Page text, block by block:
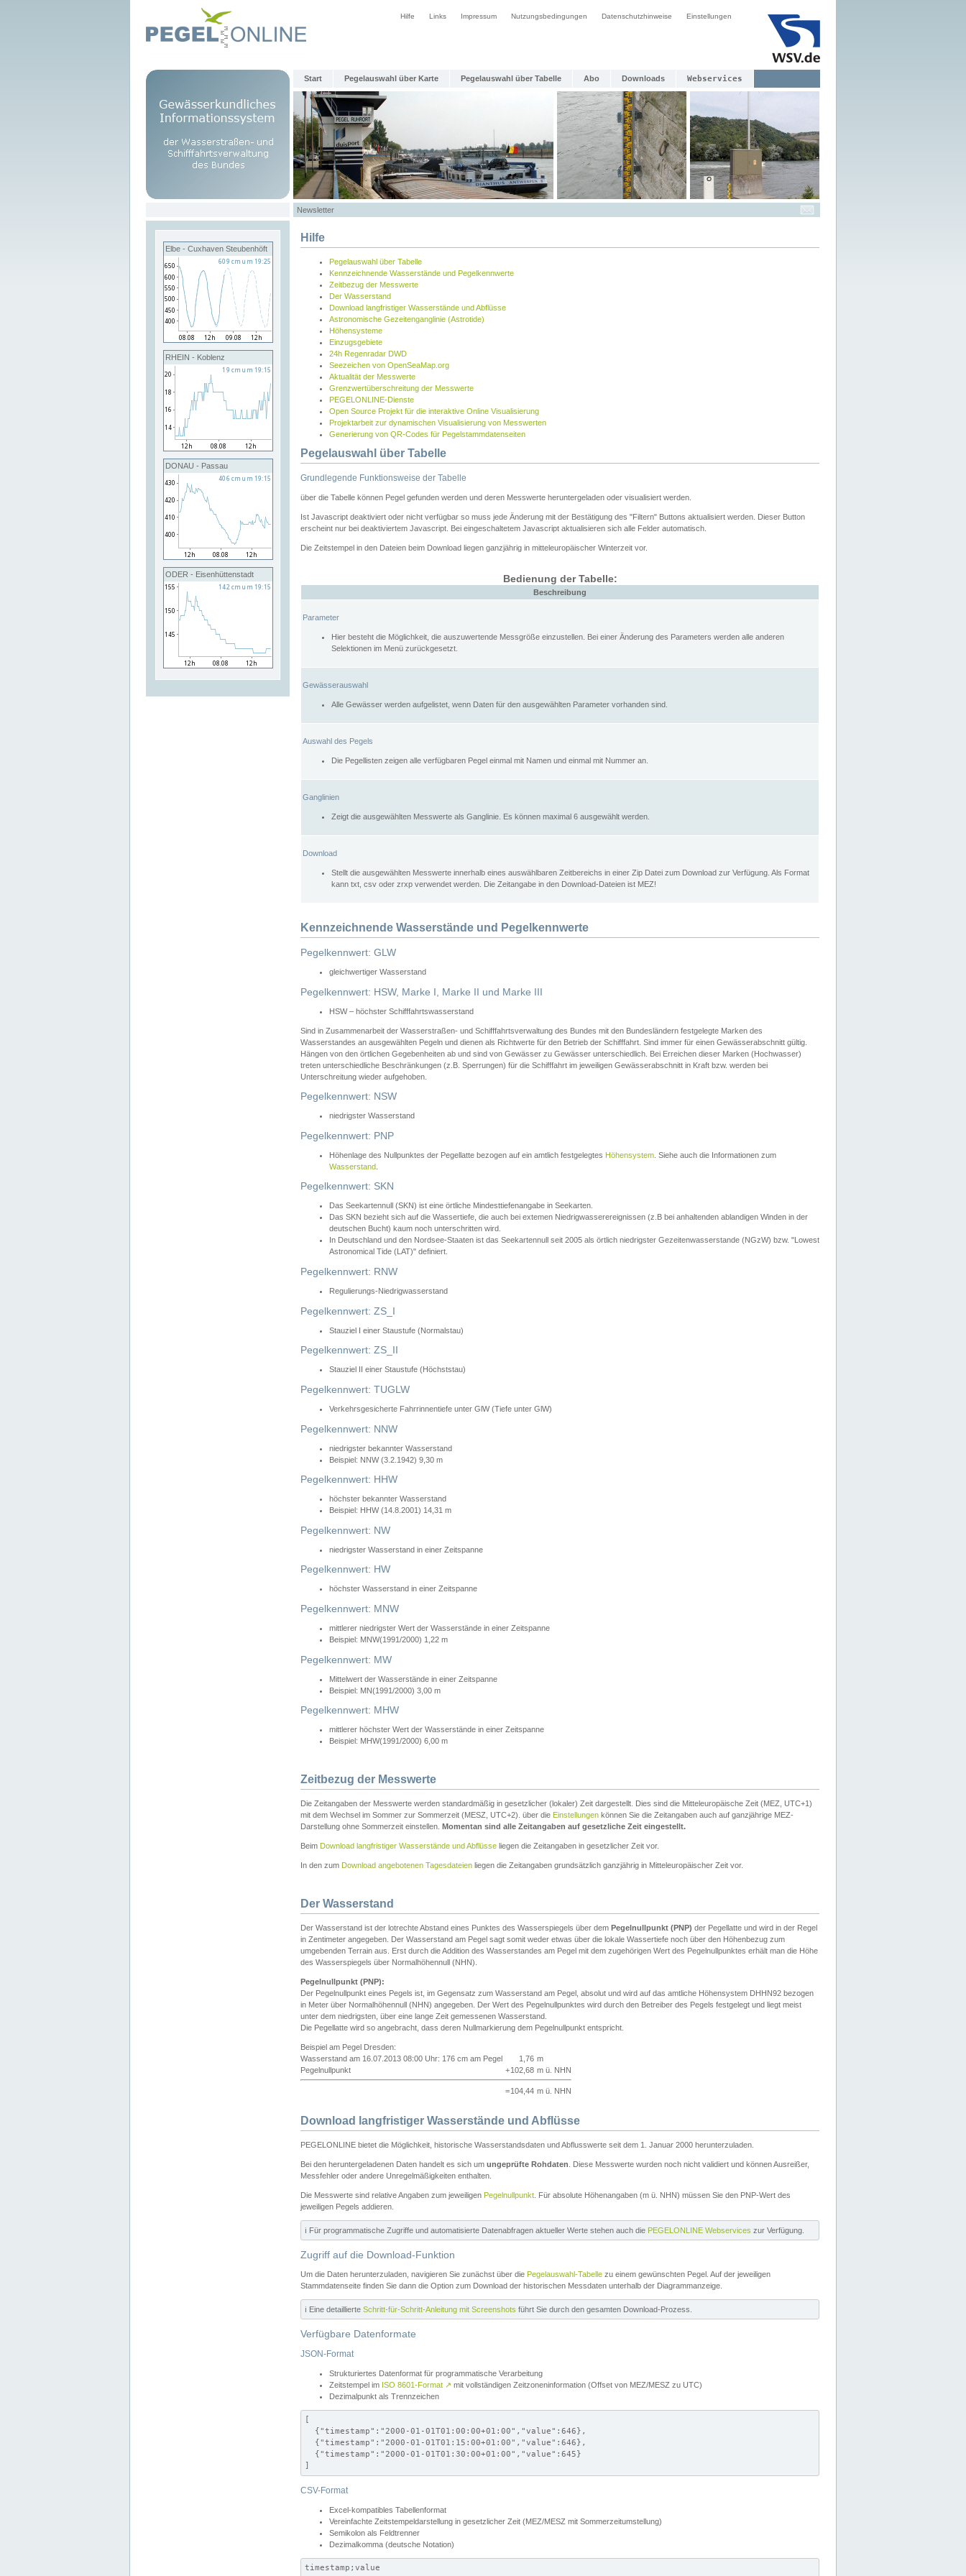
Hilfe Links Impressum Nutzungsbedingungen Datenschutzhinweise Einstellungen
Start Pegelauswahl über Karte Pegelauswahl über Tabelle Abo Downloads Webservices
Newsletter
Elbe - Cuxhaven Steubenhöft
RHEIN - Koblenz
DONAU - Passau
ODER - Eisenhüttenstadt
Hilfe
Pegelauswahl über Tabelle
Kennzeichnende Wasserstände und Pegelkennwerte
Zeitbezug der Messwerte
Der Wasserstand
Download langfristiger Wasserstände und Abflüsse
Astronomische Gezeitenganglinie (Astrotide)
Höhensysteme
Einzugsgebiete
24h Regenradar DWD
Seezeichen von OpenSeaMap.org
Aktualität der Messwerte
Grenzwertüberschreitung der Messwerte
PEGELONLINE-Dienste
Open Source Projekt für die interaktive Online Visualisierung
Projektarbeit zur dynamischen Visualisierung von Messwerten
Generierung von QR-Codes für Pegelstammdatenseiten
Pegelauswahl über Tabelle
Grundlegende Funktionsweise der Tabelle
über die Tabelle können Pegel gefunden werden und deren Messwerte heruntergeladen oder visualisiert werden.
Ist Javascript deaktiviert oder nicht verfügbar so muss jede Änderung mit der Bestätigung des "Filtern" Buttons aktualisiert werden. Dieser Button
erscheint nur bei deaktiviertem Javascript. Bei eingeschaltetem Javascript aktualisieren sich alle Felder automatisch.
Die Zeitstempel in den Dateien beim Download liegen ganzjährig in mitteleuropäischer Winterzeit vor.
Bedienung der Tabelle:
Beschreibung
Parameter
Hier besteht die Möglichkeit, die auszuwertende Messgröße einzustellen. Bei einer Änderung des Parameters werden alle anderen
Selektionen im Menü zurückgesetzt.
Gewässerauswahl
Alle Gewässer werden aufgelistet, wenn Daten für den ausgewählten Parameter vorhanden sind.
Auswahl des Pegels
Die Pegellisten zeigen alle verfügbaren Pegel einmal mit Namen und einmal mit Nummer an.
Ganglinien
Zeigt die ausgewählten Messwerte als Ganglinie. Es können maximal 6 ausgewählt werden.
Download
Stellt die ausgewählten Messwerte innerhalb eines auswählbaren Zeitbereichs in einer Zip Datei zum Download zur Verfügung. Als Format
kann txt, csv oder zrxp verwendet werden. Die Zeitangabe in den Download-Dateien ist MEZ!
Kennzeichnende Wasserstände und Pegelkennwerte
Pegelkennwert: GLW
gleichwertiger Wasserstand
Pegelkennwert: HSW, Marke I, Marke II und Marke III
HSW – höchster Schifffahrtswasserstand
Sind in Zusammenarbeit der Wasserstraßen- und Schifffahrtsverwaltung des Bundes mit den Bundesländern festgelegte Marken des
Wasserstandes an ausgewählten Pegeln und dienen als Richtwerte für den Betrieb der Schifffahrt. Sind immer für einen Gewässerabschnitt gültig.
Hängen von den örtlichen Gegebenheiten ab und sind von Gewässer zu Gewässer unterschiedlich. Bei Erreichen dieser Marken (Hochwasser)
treten unterschiedliche Beschränkungen (z.B. Sperrungen) für die Schifffahrt im jeweiligen Gewässerabschnitt in Kraft bzw. werden bei
Unterschreitung wieder aufgehoben.
Pegelkennwert: NSW
niedrigster Wasserstand
Pegelkennwert: PNP
Höhenlage des Nullpunktes der Pegellatte bezogen auf ein amtlich festgelegtes Höhensystem . Siehe auch die Informationen zum
Wasserstand
Pegelkennwert: SKN
Das Seekartennull (SKN) ist eine örtliche Mindesttiefenangabe in Seekarten.
Das SKN bezieht sich auf die Wassertiefe, die auch bei extemen Niedrigwasserereignissen (z.B bei anhaltenden ablandigen Winden in der
deutschen Bucht) kaum noch unterschritten wird.
In Deutschland und den Nordsee-Staaten ist das Seekartennull seit 2005 als örtlich niedrigster Gezeitenwasserstande (NGzW) bzw. "Lowest
Astronomical Tide (LAT)" definiert.
Pegelkennwert: RNW
Regulierungs-Niedrigwasserstand
Pegelkennwert: ZS_I
Stauziel I einer Staustufe (Normalstau)
Pegelkennwert: ZS_II
Stauziel II einer Staustufe (Höchststau)
Pegelkennwert: TUGLW
Verkehrsgesicherte Fahrrinnentiefe unter GlW (Tiefe unter GlW)
Pegelkennwert: NNW
niedrigster bekannter Wasserstand
Beispiel: NNW (3.2.1942) 9,30 m
Pegelkennwert: HHW
höchster bekannter Wasserstand
Beispiel: HHW (14.8.2001) 14,31 m
Pegelkennwert: NW
niedrigster Wasserstand in einer Zeitspanne
Pegelkennwert: HW
höchster Wasserstand in einer Zeitspanne
Pegelkennwert: MNW
mittlerer niedrigster Wert der Wasserstände in einer Zeitspanne
Beispiel: MNW(1991/2000) 1,22 m
Pegelkennwert: MW
Mittelwert der Wasserstände in einer Zeitspanne
Beispiel: MN(1991/2000) 3,00 m
Pegelkennwert: MHW
mittlerer höchster Wert der Wasserstände in einer Zeitspanne
Beispiel: MHW(1991/2000) 6,00 m
Zeitbezug der Messwerte
Die Zeitangaben der Messwerte werden standardmäßig in gesetzlicher (lokaler) Zeit dargestellt. Dies sind die Mitteleuropäische Zeit (MEZ, UTC+1)
mit dem Wechsel im Sommer zur Sommerzeit (MESZ, UTC+2). über die Einstellungen können Sie die Zeitangaben auch auf ganzjährige MEZ-
Darstellung ohne Sommerzeit einstellen. Momentan sind alle Zeitangaben auf gesetzliche Zeit eingestellt.
Beim Download langfristiger Wasserstände und Abflüsse liegen die Zeitangaben in gesetzlicher Zeit vor.
In den zum Download angebotenen Tagesdateien liegen die Zeitangaben grundsätzlich ganzjährig in Mitteleuropäischer Zeit vor.
Der Wasserstand
Der Wasserstand ist der lotrechte Abstand eines Punktes des Wasserspiegels über dem Pegelnullpunkt (PNP) der Pegellatte und wird in der Regel
in Zentimeter angegeben. Der Wasserstand am Pegel sagt somit weder etwas über die lokale Wassertiefe noch über den Höhenbezug zum
umgebenden Terrain aus. Erst durch die Addition des Wasserstandes am Pegel mit dem zugehörigen Wert des Pegelnullpunktes erhält man die Höhe
des Wasserspiegels über Normalhöhennull (NHN).
Pegelnullpunkt (PNP):
Der Pegelnullpunkt eines Pegels ist, im Gegensatz zum Wasserstand am Pegel, absolut und wird auf das amtliche Höhensystem DHHN92 bezogen
in Meter über Normalhöhennull (NHN) angegeben. Der Wert des Pegelnullpunktes wird durch den Betreiber des Pegels festgelegt und liegt meist
unter dem niedrigsten, über eine lange Zeit gemessenen Wasserstand.
Die Pegellatte wird so angebracht, dass deren Nullmarkierung dem Pegelnullpunkt entspricht.
Beispiel am Pegel Dresden:
Wasserstand am 16.07.2013 08:00 Uhr: 176 cm am Pegel
1,76 m
Pegelnullpunkt
+102,68 m ü. NHN
=104,44 m ü. NHN
Download langfristiger Wasserstände und Abflüsse
PEGELONLINE bietet die Möglichkeit, historische Wasserstandsdaten und Abflusswerte seit dem 1. Januar 2000 herunterzuladen.
Bei den heruntergeladenen Daten handelt es sich um ungeprüfte Rohdaten . Diese Messwerte wurden noch nicht validiert und können Ausreißer,
Messfehler oder andere Unregelmäßigkeiten enthalten.
Die Messwerte sind relative Angaben zum jeweiligen Pegelnullpunkt . Für absolute Höhenangaben (m ü. NHN) müssen Sie den PNP-Wert des
jeweiligen Pegels addieren.
ℹ️ Für programmatische Zugriffe und automatisierte Datenabfragen aktueller Werte stehen auch die PEGELONLINE Webservices zur Verfügung.
Zugriff auf die Download-Funktion
Um die Daten herunterzuladen, navigieren Sie zunächst über die Pegelauswahl-Tabelle zu einem gewünschten Pegel. Auf der jeweiligen
Stammdatenseite finden Sie dann die Option zum Download der historischen Messdaten unterhalb der Diagrammanzeige.
ℹ️ Eine detaillierte Schritt-für-Schritt-Anleitung mit Screenshots führt Sie durch den gesamten Download-Prozess.
Verfügbare Datenformate
JSON-Format
Strukturiertes Datenformat für programmatische Verarbeitung
Zeitstempel im ISO 8601-Format ↗ mit vollständigen Zeitzoneninformation (Offset von MEZ/MESZ zu UTC)
Dezimalpunkt als Trennzeichen
[
  {"timestamp":"2000-01-01T01:00:00+01:00","value":646},
  {"timestamp":"2000-01-01T01:15:00+01:00","value":646},
  {"timestamp":"2000-01-01T01:30:00+01:00","value":645}
]
CSV-Format
Excel-kompatibles Tabellenformat
Vereinfachte Zeitstempeldarstellung in gesetzlicher Zeit (MEZ/MESZ mit Sommerzeitumstellung)
Semikolon als Feldtrenner
Dezimalkomma (deutsche Notation)
timestamp;value